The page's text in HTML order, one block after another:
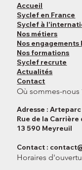
Accueil
Syclef en France
Syclef à
Nos métiers
Nos engagements
Nos formations
Syclef recrute
Actualités
Contact
Où sommes-nous
Adresse :
Rue de la Carrière
13 590 Meyreuil
Contact :
Horaires